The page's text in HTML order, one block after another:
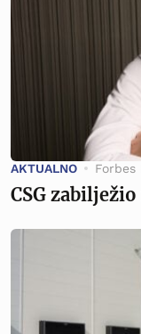
AKTUALNO Forbes
CSG